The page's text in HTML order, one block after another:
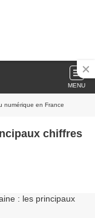
MENU
numérique en France
chiffres